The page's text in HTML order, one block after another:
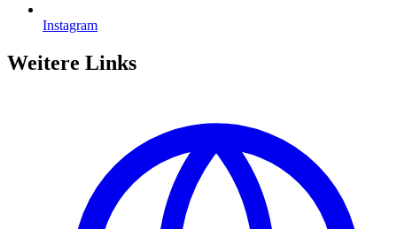
Instagram
Weitere Links